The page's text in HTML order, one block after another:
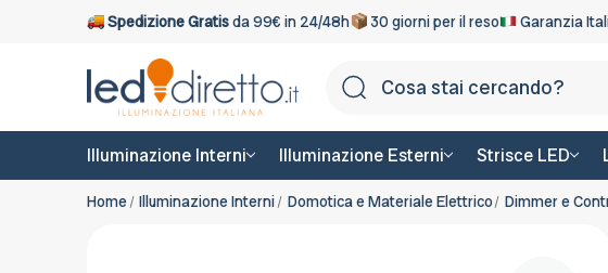
Spedizione Gratisda 99€ in 24/48h 30 giorni per il reso Garanzia
Illuminazione Interni Illuminazione Esterni Strisce LED
Home Illuminazione Interni Domotica e Materiale Elettrico Dimmer e